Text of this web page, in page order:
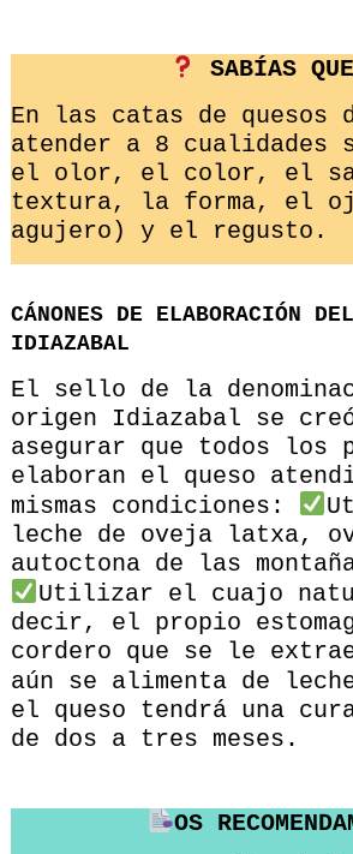
SABÍAS QUE
En las catas de quesos
atender a 8 cualidades
el olor, el color, el
textura, la forma, el
agujero) y el regusto.
CÁNONES DE ELABORACIÓN
IDIAZABAL
El sello de la
origen Idiazabal se
asegurar que todos los
elaboran el queso
mismas condiciones:
leche de oveja latxa,
autoctona de las
Utilizar el cuajo
decir, el propio
cordero que se le
aún se alimenta de
el queso tendrá una
de dos a tres meses.
OS